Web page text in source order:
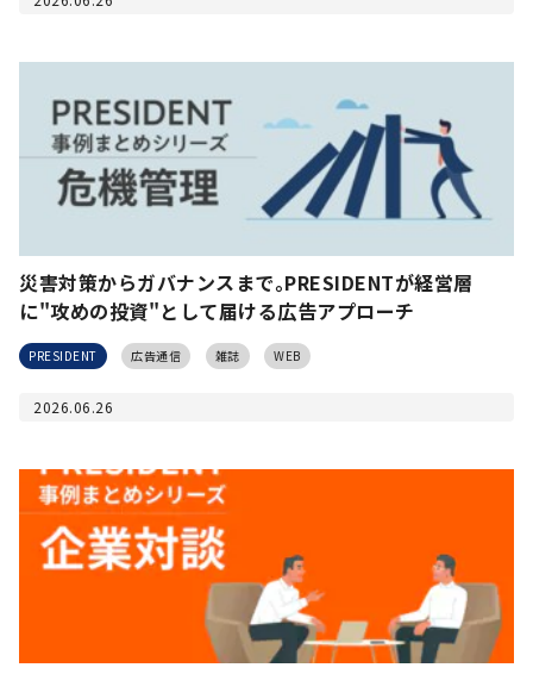
災害対策からガバナンスまで｡PRESIDENTが経営層
に"攻めの投資"として届ける広告アプローチ
PRESIDENT 広告通信 雑誌 WEB
2026.06.26